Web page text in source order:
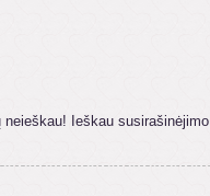
Ieškau susirašinėjimo